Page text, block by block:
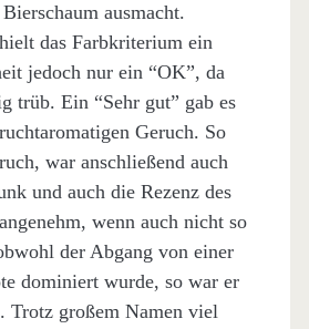
ausmacht.
das Farbkriterium ein
jedoch nur ein “OK”, da
trüb. Ein “Sehr gut” gab es
Geruch. So
war anschließend auch
und auch die Rezenz des
wenn auch nicht so
der Abgang von einer
dominiert wurde, so war er
Trotz großem Namen viel